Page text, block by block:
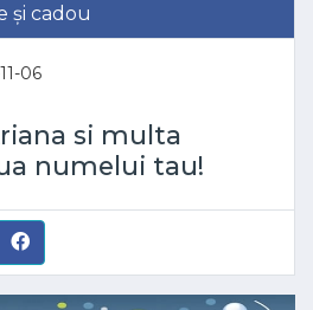
și cadou
06
si multa
numelui tau!